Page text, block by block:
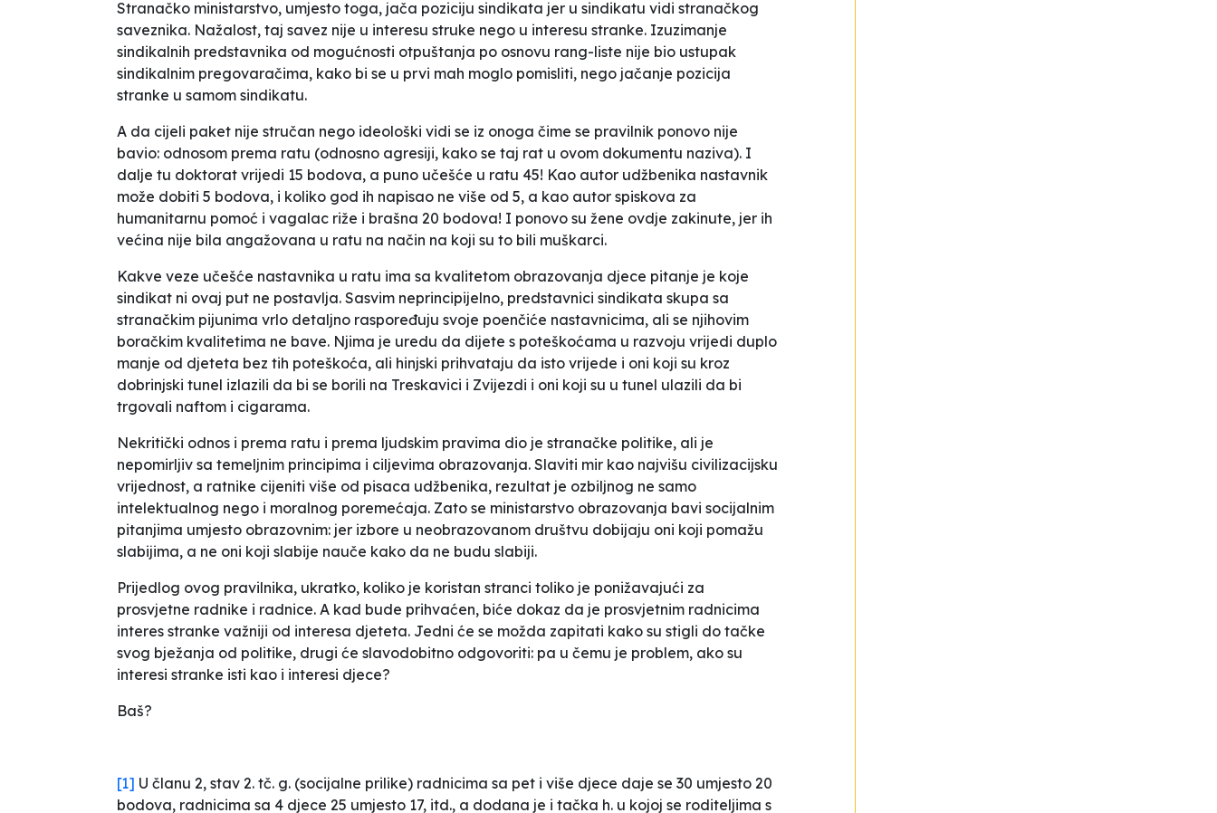
Stranačko ministarstvo, umjesto toga, jača poziciju sindikata jer u sindikatu vidi stranačkog
saveznika. Nažalost, taj savez nije u interesu struke nego u interesu stranke. Izuzimanje
sindikalnih predstavnika od mogućnosti otpuštanja po osnovu rang-liste nije bio ustupak
sindikalnim pregovaračima, kako bi se u prvi mah moglo pomisliti, nego jačanje pozicija
stranke u samom sindikatu.
A da cijeli paket nije stručan nego ideološki vidi se iz onoga čime se pravilnik ponovo nije
bavio: odnosom prema ratu (odnosno agresiji, kako se taj rat u ovom dokumentu naziva). I
dalje tu doktorat vrijedi 15 bodova, a puno učešće u ratu 45! Kao autor udžbenika nastavnik
može dobiti 5 bodova, i koliko god ih napisao ne više od 5, a kao autor spiskova za
humanitarnu pomoć i vagalac riže i brašna 20 bodova! I ponovo su žene ovdje zakinute, jer ih
većina nije bila angažovana u ratu na način na koji su to bili muškarci.
Kakve veze učešće nastavnika u ratu ima sa kvalitetom obrazovanja djece pitanje je koje
sindikat ni ovaj put ne postavlja. Sasvim neprincipijelno, predstavnici sindikata skupa sa
stranačkim pijunima vrlo detaljno raspoređuju svoje poenčiće nastavnicima, ali se njihovim
boračkim kvalitetima ne bave. Njima je uredu da dijete s poteškoćama u razvoju vrijedi duplo
manje od djeteta bez tih poteškoća, ali hinjski prihvataju da isto vrijede i oni koji su kroz
dobrinjski tunel izlazili da bi se borili na Treskavici i Zvijezdi i oni koji su u tunel ulazili da bi
trgovali naftom i cigarama.
Nekritički odnos i prema ratu i prema ljudskim pravima dio je stranačke politike, ali je
nepomirljiv sa temeljnim principima i ciljevima obrazovanja. Slaviti mir kao najvišu civilizacijsku
vrijednost, a ratnike cijeniti više od pisaca udžbenika, rezultat je ozbiljnog ne samo
intelektualnog nego i moralnog poremećaja. Zato se ministarstvo obrazovanja bavi socijalnim
pitanjima umjesto obrazovnim: jer izbore u neobrazovanom društvu dobijaju oni koji pomažu
slabijima, a ne oni koji slabije nauče kako da ne budu slabiji.
Prijedlog ovog pravilnika, ukratko, koliko je koristan stranci toliko je ponižavajući za
prosvjetne radnike i radnice. A kad bude prihvaćen, biće dokaz da je prosvjetnim radnicima
interes stranke važniji od interesa djeteta. Jedni će se možda zapitati kako su stigli do tačke
svog bježanja od politike, drugi će slavodobitno odgovoriti: pa u čemu je problem, ako su
interesi stranke isti kao i interesi djece?
Baš?
[1] U članu 2, stav 2. tč. g. (socijalne prilike) radnicima sa pet i više djece daje se 30 umjesto 20
bodova, radnicima sa 4 djece 25 umjesto 17, itd., a dodana je i tačka h. u kojoj se roditeljima s